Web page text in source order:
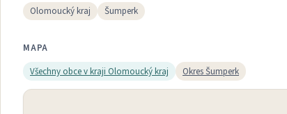
Olomoucký kraj Šumperk
MAPA
Všechny obce v kraji Olomoucký kraj OkresŠumperk